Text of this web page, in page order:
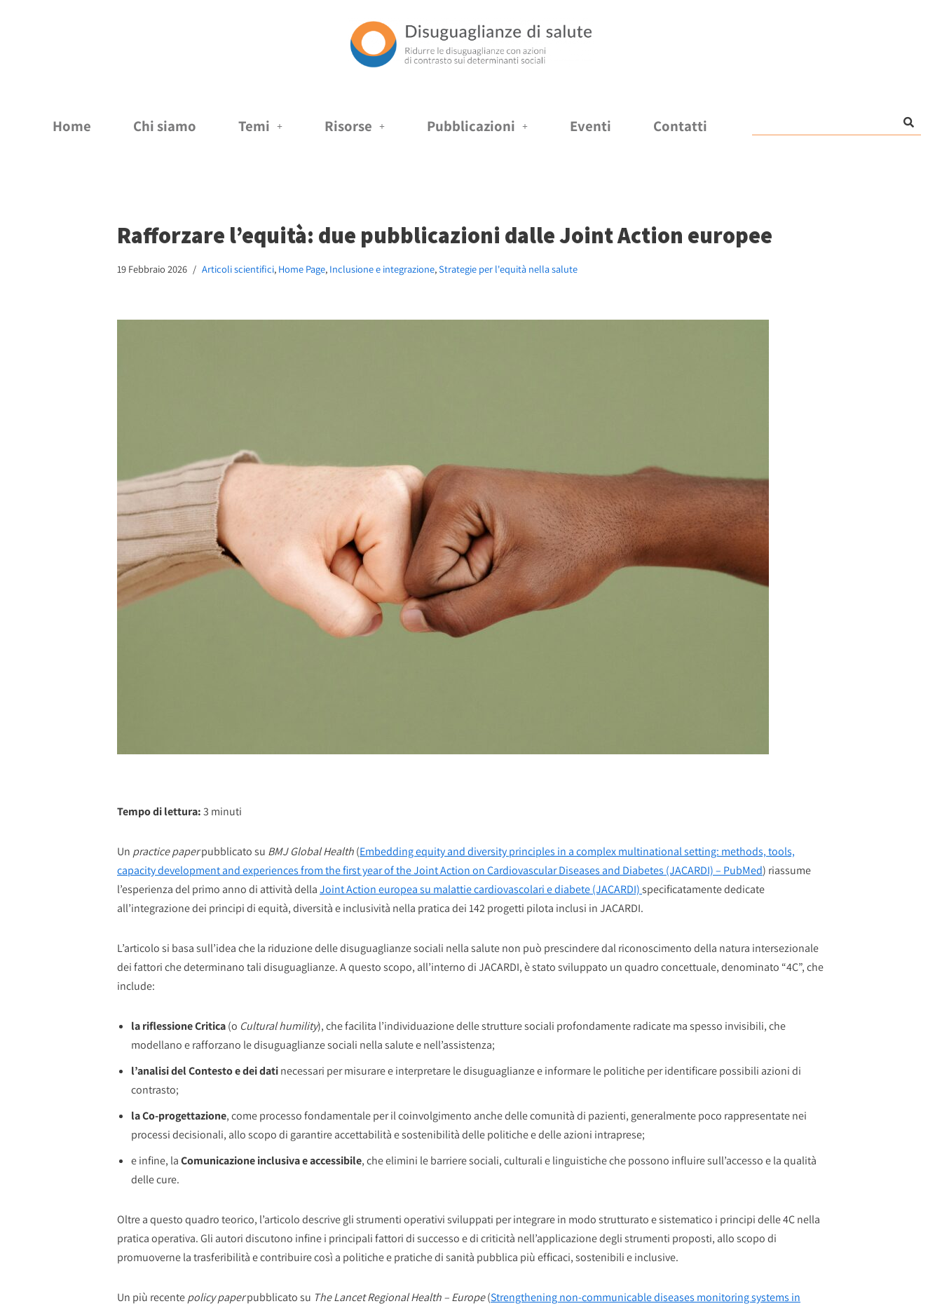
Home Chi siamo Temi Risorse Pubblicazioni Eventi Contatti
Rafforzare l’equità: due pubblicazioni dalle Joint Action europee
19 Febbraio 2026 Articoli scientifici, Home Page, Inclusione e integrazione,Strategie per l'equità nella salute
Tempo di lettura:3 minuti
Un practice paperpubblicato su BMJ Global Health(Embedding equity and diversity principles in a complex multinational setting: methods, tools,
capacity development and experiences from the first year of the Joint Action on Cardiovascular Diseases and Diabetes (JACARDI) – PubMed) riassume
l’esperienza del primo anno di attività dellaJoint Action europea su malattie cardiovascolari e diabete (JACARDI)specificatamente dedicate
all’integrazione dei principi di equità, diversità e inclusività nella pratica dei 142 progetti pilota inclusi in JACARDI.
L’articolo si basa sull’idea che la riduzione delle disuguaglianze sociali nella salute non può prescindere dal riconoscimento della natura intersezionale
dei fattori che determinano tali disuguaglianze. A questo scopo, all’interno di JACARDI, è stato sviluppato un quadro concettuale, denominato “4C”, che
include:
la riflessione Critica(o Cultural humility), che facilita l’individuazione delle strutture sociali profondamente radicate ma spesso invisibili, che
modellano e rafforzano le disuguaglianze sociali nella salute e nell’assistenza;
l’analisi del Contesto e dei datinecessari per misurare e interpretare le disuguaglianze e informare le politiche per identificare possibili azioni di
contrasto;
la Co-progettazione, come processo fondamentale per il coinvolgimento anche delle comunità di pazienti, generalmente poco rappresentate nei
processi decisionali, allo scopo di garantire accettabilità e sostenibilità delle politiche e delle azioni intraprese;
e infine, laComunicazione inclusiva e accessibile, che elimini le barriere sociali, culturali e linguistiche che possono influire sull’accesso e la qualità
delle cure.
Oltre a questo quadro teorico, l’articolo descrive gli strumenti operativi sviluppati per integrare in modo strutturato e sistematico i principi delle 4C nella
pratica operativa. Gli autori discutono infine i principali fattori di successo e di criticità nell’applicazione degli strumenti proposti, allo scopo di
promuoverne la trasferibilità e contribuire così a politiche e pratiche di sanità pubblica più efficaci, sostenibili e inclusive.
Un più recentepolicy paperpubblicato su The Lancet Regional Health – Europe(Strengthening non-communicable diseases monitoring systems in